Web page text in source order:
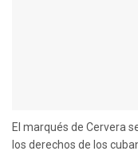
El marqués de Cervera
los derechos de los